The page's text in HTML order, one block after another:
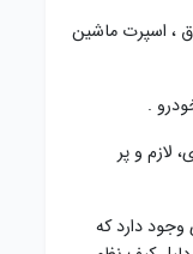
اسپرت ماشین
.
لازم و پر
دارد که